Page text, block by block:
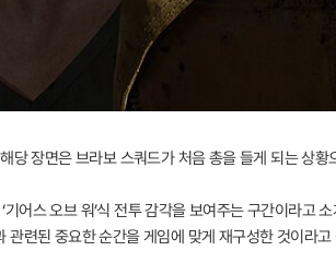
당 장면은 브라보 스쿼드가 처음 총을 들게 되는 상
어스 오브 워’식 전투 감각을 보여주는 구간이라고
련된 중요한 순간을 게임에 맞게 재구성한 것이라고